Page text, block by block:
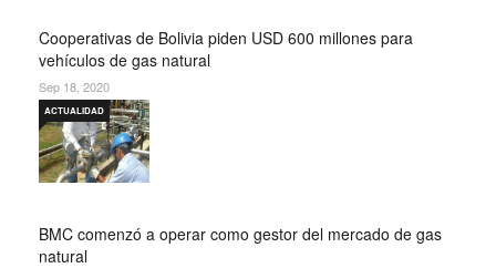
Cooperativas de Bolivia piden USD 600 millones para
vehículos de gas natural
Sep 18, 2020
BMC comenzó a operar como gestor del mercado de gas
natural
ACTUALIDAD